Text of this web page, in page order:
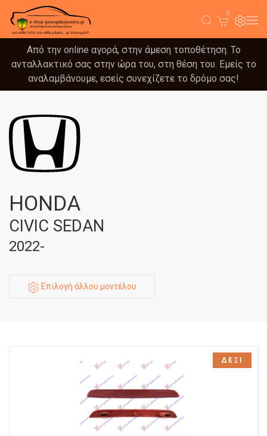
0
Από την online αγορά, στην άμεση τοποθέτηση. Το
ανταλλακτικό σας στην ώρα του, στη θέση του. Εμείς το
αναλαμβάνουμε, εσείς συνεχίζετε το δρόμο σας!
HONDA
CIVIC SEDAN
2022-
Επιλογή άλλου μοντέλου
ΔΕΞΙ